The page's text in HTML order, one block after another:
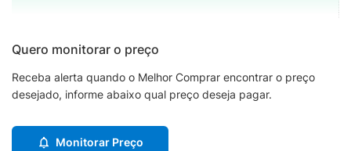
Quero monitorar o preço
Receba alerta quando o Melhor Comprar encontrar o preço
desejado, informe abaixo qual preço deseja pagar.
Monitorar Preço